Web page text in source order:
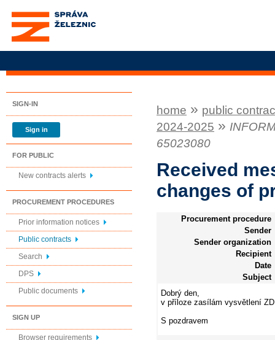
Správa železnic, státní
organizace
SIGN-IN
Sign in
FOR PUBLIC
New contracts alerts
PROCUREMENT PROCEDURES
Prior information notices
Public contracts
Search
DPS
Public documents
SIGN UP
Browser requirements
home » public
2024-2025 »
65023080
Received
changes of
Procurement procedure
Sender
Sender organization
Recipient
Date
Subject
Dobrý den,
v příloze zasílám vysvětlení
S pozdravem